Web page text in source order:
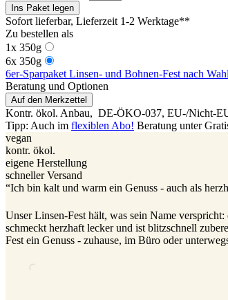
Ins Paket legen
Sofort lieferbar, Lieferzeit 1-2 Werktage**
Zu bestellen als
1x 350g
6x 350g
6er-Sparpaket Linsen- und Bohnen-Fest nach Wahl
Beratung und Optionen
Auf den Merkzettel
Kontr. ökol. Anbau, DE-ÖKO-037, EU-/Nicht-
Tipp: Auch im flexiblen Abo! Beratung unter
vegan
kontr. ökol.
eigene Herstellung
schneller Versand
“Ich bin kalt und warm ein Genuss - auch als
Unser Linsen-Fest hält, was sein Name
schmeckt herzhaft lecker und ist blitzschnell
Fest ein Genuss - zuhause, im Büro oder